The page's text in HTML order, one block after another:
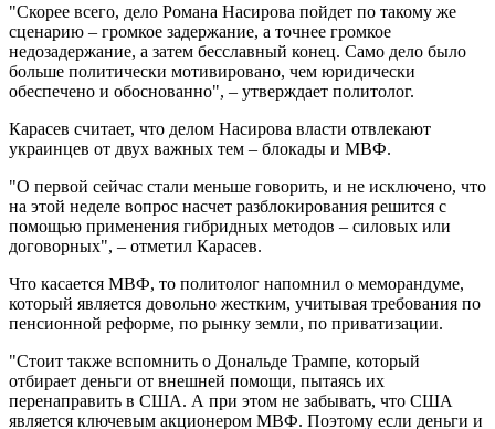
"Скорее всего, дело Романа Насирова пойдет по такому же
сценарию – громкое задержание, а точнее громкое
недозадержание, а затем бесславный конец. Само дело было
больше политически мотивировано, чем юридически
обеспечено и обоснованно", – утверждает политолог.
Карасев считает, что делом Насирова власти отвлекают
украинцев от двух важных тем – блокады и МВФ.
"О первой сейчас стали меньше говорить, и не исключено, что
на этой неделе вопрос насчет разблокирования решится с
помощью применения гибридных методов – силовых или
договорных", – отметил Карасев.
Что касается МВФ, то политолог напомнил о меморандуме,
который является довольно жестким, учитывая требования по
пенсионной реформе, по рынку земли, по приватизации.
"Стоит также вспомнить о Дональде Трампе, который
отбирает деньги от внешней помощи, пытаясь их
перенаправить в США. А при этом не забывать, что США
является ключевым акционером МВФ. Поэтому если деньги и